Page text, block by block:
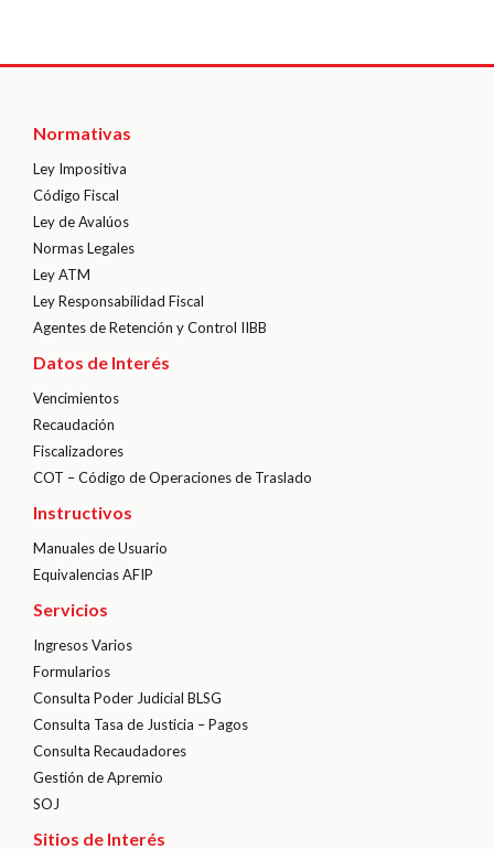
Normativas
Ley Impositiva
Código Fiscal
Ley de Avalúos
Normas Legales
Ley ATM
Ley Responsabilidad Fiscal
Agentes de Retención y Control IIBB
Datos de Interés
Vencimientos
Recaudación
Fiscalizadores
COT – Código de Operaciones de Traslado
Instructivos
Manuales de Usuario
Equivalencias AFIP
Servicios
Ingresos Varios
Formularios
Consulta Poder Judicial BLSG
Consulta Tasa de Justicia – Pagos
Consulta Recaudadores
Gestión de Apremio
SOJ
Sitios de Interés